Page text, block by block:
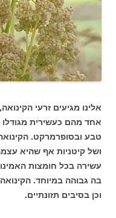
אלינו מגיעים זרעי
אחד מהם כעשירית מגודלו
טבע ובסופרמרקט.
ושל קיטניות אף שהיא
עשירה בכל חומצות האמינו
בה גבוהה במיוחד.
וכן בסיבים תזונתיים.